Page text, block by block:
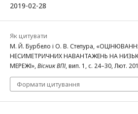
2019-02-28
Як цитувати
М. Й. Бурбело і О. В. Степура,
НЕСИМЕТРИЧНИХ НАВАНТАЖЕНЬ НА
МЕРЕЖІ»,Вісник ВПІ, вип. 1, с. 24–30, Лют.
Формати цитування